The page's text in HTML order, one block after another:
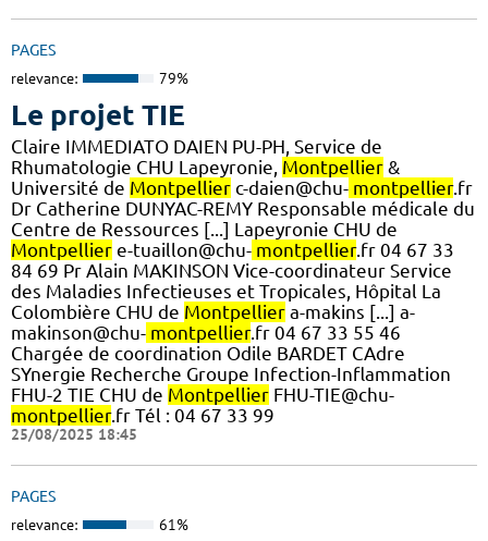
PAGES
relevance: 79%
Le projet TIE
Claire IMMEDIATO DAIEN PU-PH, Service de
Rhumatologie CHU Lapeyronie, Montpellier &
Université de Montpellier c-daien@chu- montpellier.fr
Dr Catherine DUNYAC-REMY Responsable médicale du
Centre de Ressources [...] Lapeyronie CHU de
Montpellier e-tuaillon@chu- montpellier.fr 04 67 33
84 69 Pr Alain MAKINSON Vice-coordinateur Service
des Maladies Infectieuses et Tropicales, Hôpital La
Colombière CHU de Montpellier a-makins [...] a-
makinson@chu- montpellier.fr 04 67 33 55 46
Chargée de coordination Odile BARDET CAdre
SYnergie Recherche Groupe Infection-Inflammation
FHU-2 TIE CHU de Montpellier FHU-TIE@chu-
montpellier.fr Tél : 04 67 33 99
25/08/2025 18:45
PAGES
relevance: 61%